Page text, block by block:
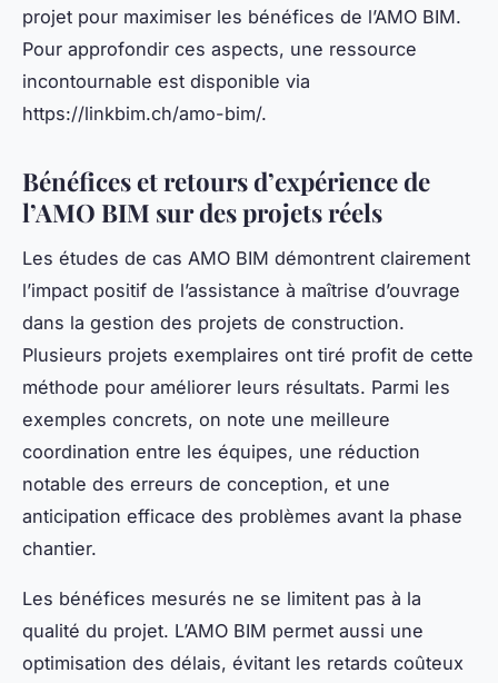
projet pour maximiser les bénéfices de l’AMO BIM.
Pour approfondir ces aspects, une ressource
incontournable est disponible via
https://linkbim.ch/amo-bim/.
Bénéfices et retours d’expérience de
l’AMO BIM sur des projets réels
Les études de cas AMO BIM démontrent clairement
l’impact positif de l’assistance à maîtrise d’ouvrage
dans la gestion des projets de construction.
Plusieurs projets exemplaires ont tiré profit de cette
méthode pour améliorer leurs résultats. Parmi les
exemples concrets, on note une meilleure
coordination entre les équipes, une réduction
notable des erreurs de conception, et une
anticipation efficace des problèmes avant la phase
chantier.
Les bénéfices mesurés ne se limitent pas à la
qualité du projet. L’AMO BIM permet aussi une
optimisation des délais, évitant les retards coûteux